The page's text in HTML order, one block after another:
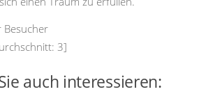
Besucher
3]
auch interessieren: